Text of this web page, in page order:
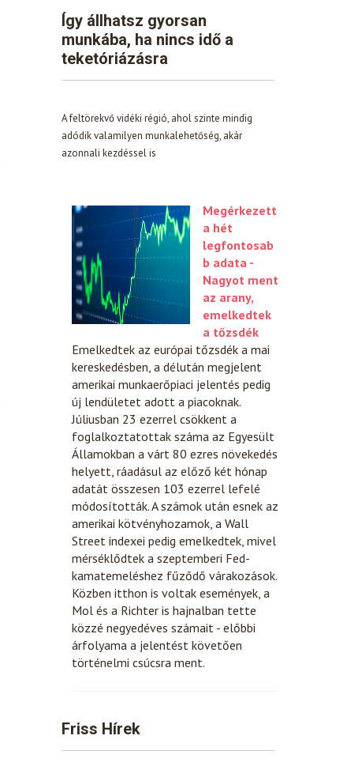
Így állhatsz gyorsan
munkába, ha nincs idő a
teketóriázásra
A feltörekvő vidéki régió, ahol szinte mindig
adódik valamilyen munkalehetőség, akár
azonnali kezdéssel is
Megérkezett
a hét
legfontosab
b adata -
Nagyot ment
az arany,
emelkedtek
a tőzsdék
Emelkedtek az európai tőzsdék a mai
kereskedésben, a délután megjelent
amerikai munkaerőpiaci jelentés pedig
új lendületet adott a piacoknak.
Júliusban 23 ezerrel csökkent a
foglalkoztatottak száma az Egyesült
Államokban a várt 80 ezres növekedés
helyett, ráadásul az előző két hónap
adatát összesen 103 ezerrel lefelé
módosították. A számok után esnek az
amerikai kötvényhozamok, a Wall
Street indexei pedig emelkedtek, mivel
mérséklődtek a szeptemberi Fed-
kamatemeléshez fűződő várakozások.
Közben itthon is voltak események, a
Mol és a Richter is hajnalban tette
közzé negyedéves számait - előbbi
árfolyama a jelentést követően
történelmi csúcsra ment.
Friss Hírek